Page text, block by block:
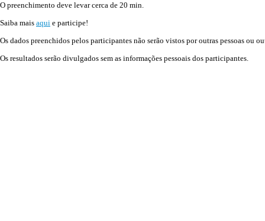
O preenchimento deve levar cerca de 20 min.
Saiba mais aqui e participe!
Os dados preenchidos pelos participantes não serão vistos por outras pessoas ou
Os resultados serão divulgados sem as informações pessoais dos participantes.